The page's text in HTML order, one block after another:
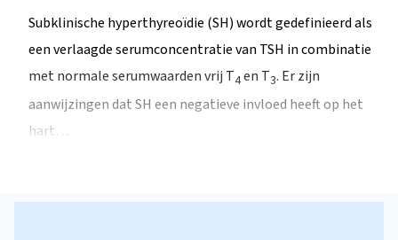
Subklinische hyperthyreoïdie (SH) wordt gedefinieerd als
een verlaagde serumconcentratie van TSH in combinatie
met normale serumwaarden vrij T4en T3. Er zijn
aanwijzingen dat SH een negatieve invloed heeft op het
hart…